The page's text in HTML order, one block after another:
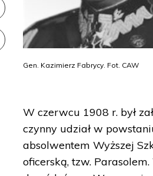
Gen. Kazimierz Fabrycy. Fot. CAW
W czerwcu 1908 r. był
czynny udział w
absolwentem Wyższej
oficerską, tzw.